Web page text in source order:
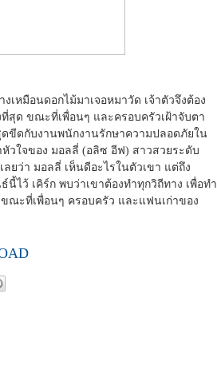
หมือนดอกไม้มาเจอหมาวัด เจ้าตัวจึงต้อง
สุด ขณะที่เพื่อนๆ และครอบครัวเฝ้าจับตา
ดขีดกับงานพนักงานรักษาความปลอดภัยใน
วใจของ มอลลี่ (อลิซ อีฟ) สาวสวยระดับ
ลยว่า มอลลี่ เห็นดีอะไรในตัวเขา แต่ถึง
ไว้ เคิร์ก พบว่าเขาต้องทำทุกวิถีทาง เพื่อทำ
ณะที่เพื่อนๆ ครอบครัว และแฟนเก่าของ